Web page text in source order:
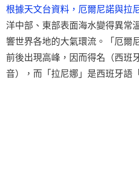
根據天文台資料，厄爾尼諾與拉
洋中部、東部表面海水變得異常
響世界各地的大氣環流。「厄爾
前後出現高峰，因而得名（西班
音），而「拉尼娜」是西班牙語